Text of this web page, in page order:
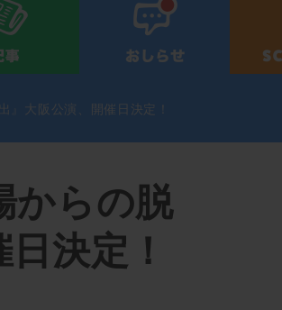
』大阪公演、開催日決定！
からの脱
決定！